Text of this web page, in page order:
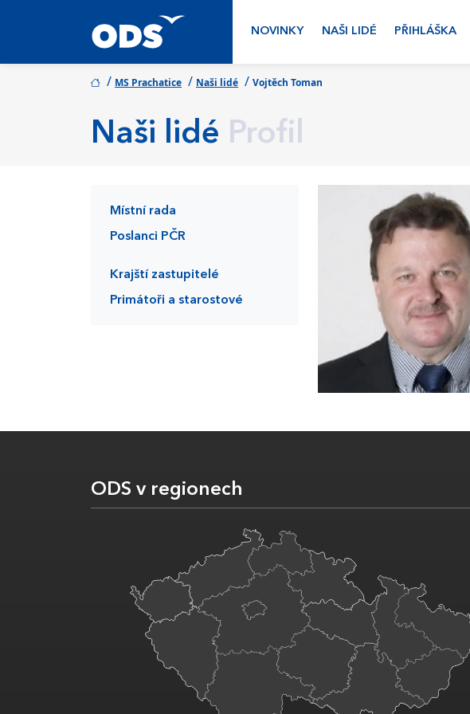
NOVINKY NAŠI LIDÉ PŘIHLÁŠKA
/ MS Prachatice / Naši lidé / Vojtěch Toman
Naši lidé Profil
Místní rada
Poslanci PČR
Krajští zastupitelé
Primátoři a starostové
ODS v regionech